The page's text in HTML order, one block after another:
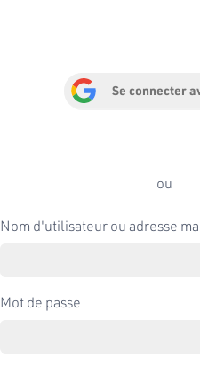
Se connecter
ou
Nom d'utilisateur ou adresse
Mot de passe